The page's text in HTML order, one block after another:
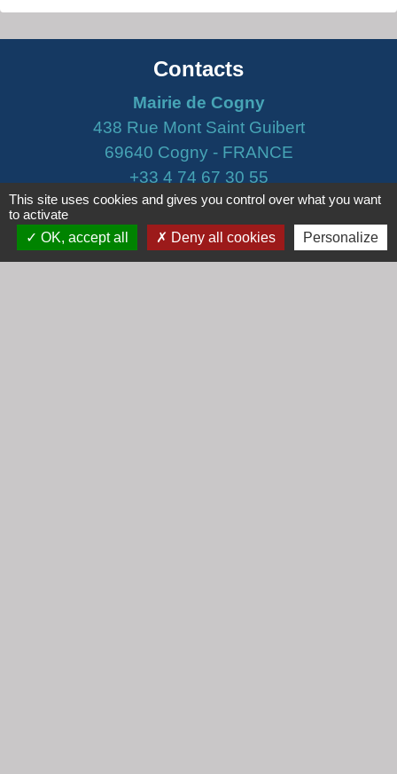
Contacts
Mairie de Cogny
438 Rue Mont Saint Guibert
69640 Cogny - FRANCE
+33 4 74 67 30 55
Contact par formulaire
This site uses cookies and gives you control over what you want
to activate
OK, accept all
Deny all cookies Personalize